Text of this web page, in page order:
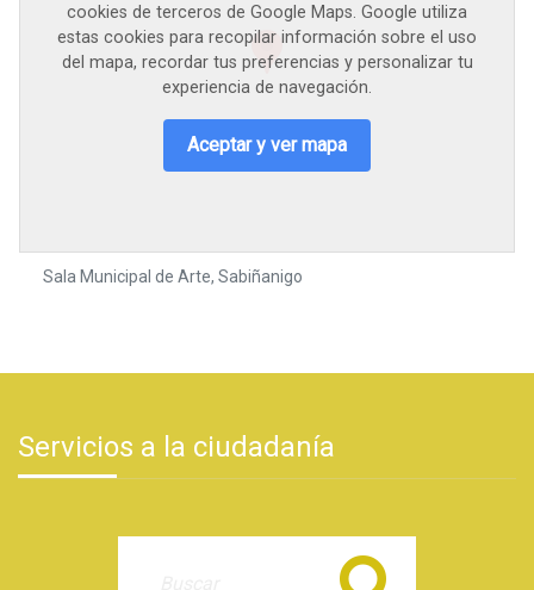
cookies de terceros de Google Maps. Google utiliza
estas cookies para recopilar información sobre el uso
del mapa, recordar tus preferencias y personalizar tu
experiencia de navegación.
Aceptar y ver mapa
Sala Municipal de Arte, Sabiñanigo
Servicios a la ciudadanía
Buscar